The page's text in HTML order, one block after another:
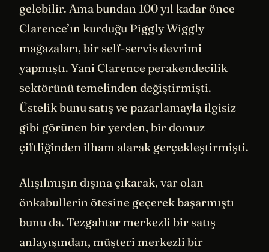
gelebilir. Ama bundan 100 yıl kadar önce
Clarence’ın kurduğu Piggly Wiggly
mağazaları, bir self-servis devrimi
yapmıştı. Yani Clarence perakendecilik
sektörünü temelinden değiştirmişti.
Üstelik bunu satış ve pazarlamayla ilgisiz
gibi görünen bir yerden, bir domuz
çiftliğinden ilham alarak gerçekleştirmişti.
Alışılmışın dışına çıkarak, var olan
önkabullerin ötesine geçerek başarmıştı
bunu da. Tezgahtar merkezli bir satış
anlayışından, müşteri merkezli bir